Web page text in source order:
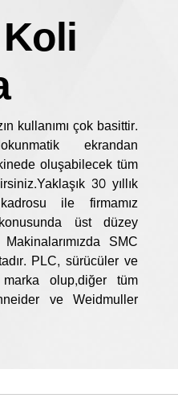
kullanımı çok basittir.
ekrandan
oluşabilecek tüm
30 yıllık
ile firmamız
üst düzey
SMC
PLC, sürücüler ve
olup,diğer tüm
ve Weidmuller